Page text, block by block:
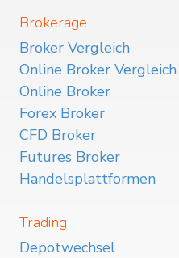
Brokerage
Broker Vergleich
Online Broker Vergleich
Online Broker
Forex Broker
CFD Broker
Futures Broker
Handelsplattformen
Trading
Depotwechsel